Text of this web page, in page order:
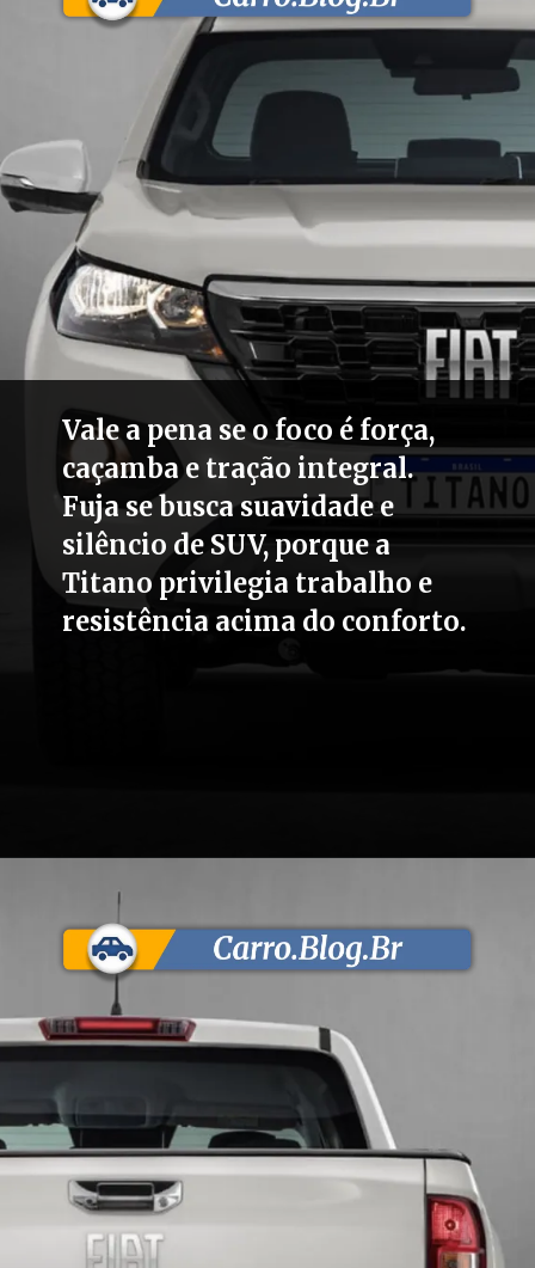
Vale a pena se o foco é força,
caçamba e tração integral.
Fuja se busca suavidade e
silêncio de SUV, porque a
Titano privilegia trabalho e
resistência acima do conforto.